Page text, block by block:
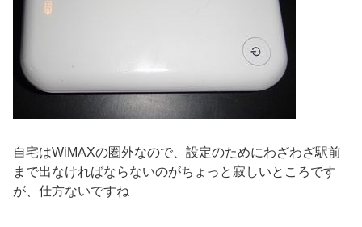
自宅はWiMAXの圏外なので、設定のためにわざわざ駅前
まで出なければならないのがちょっと寂しいところです
が、仕方ないですね